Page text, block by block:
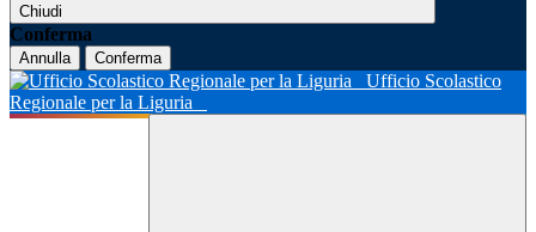
Chiudi
Conferma
Annulla Conferma
Ufficio Scolastico
Regionale per la Liguria